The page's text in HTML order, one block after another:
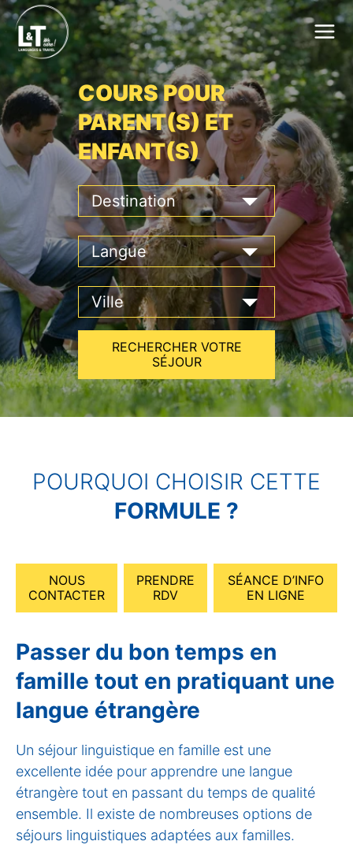
COURS POUR
PARENT(S) ET
ENFANT(S)
RECHERCHER VOTRE
SÉJOUR
POURQUOI CHOISIR CETTE
FORMULE ?
NOUS
CONTACTER
PRENDRE
RDV
SÉANCE D’INFO
EN LIGNE
Passer du bon temps en
famille tout en pratiquant une
langue étrangère
Un séjour linguistique en famille est une
excellente idée pour apprendre une langue
étrangère tout en passant du temps de qualité
ensemble. Il existe de nombreuses options de
séjours linguistiques adaptées aux familles.